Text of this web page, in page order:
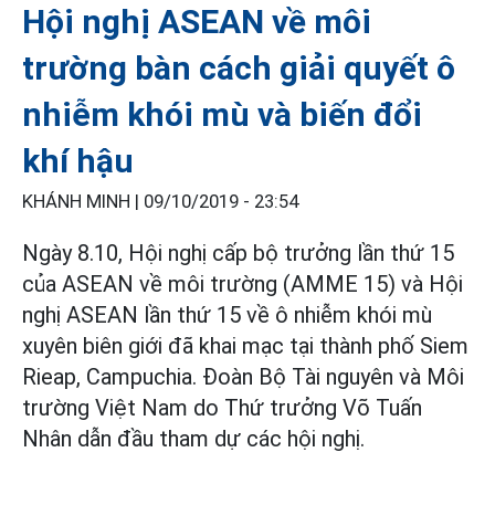
Hội nghị ASEAN về môi
trường bàn cách giải quyết ô
nhiễm khói mù và biến đổi
khí hậu
KHÁNH MINH | 09/10/2019 - 23:54
Ngày 8.10, Hội nghị cấp bộ trưởng lần thứ 15
của ASEAN về môi trường (AMME 15) và Hội
nghị ASEAN lần thứ 15 về ô nhiễm khói mù
xuyên biên giới đã khai mạc tại thành phố Siem
Rieap, Campuchia. Đoàn Bộ Tài nguyên và Môi
trường Việt Nam do Thứ trưởng Võ Tuấn
Nhân dẫn đầu tham dự các hội nghị.